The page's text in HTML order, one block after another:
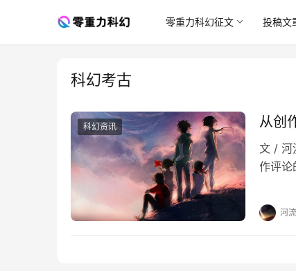
零重力科幻征文 投稿文
科幻考古
科幻资讯 从创
文 / 河
作评论
河流